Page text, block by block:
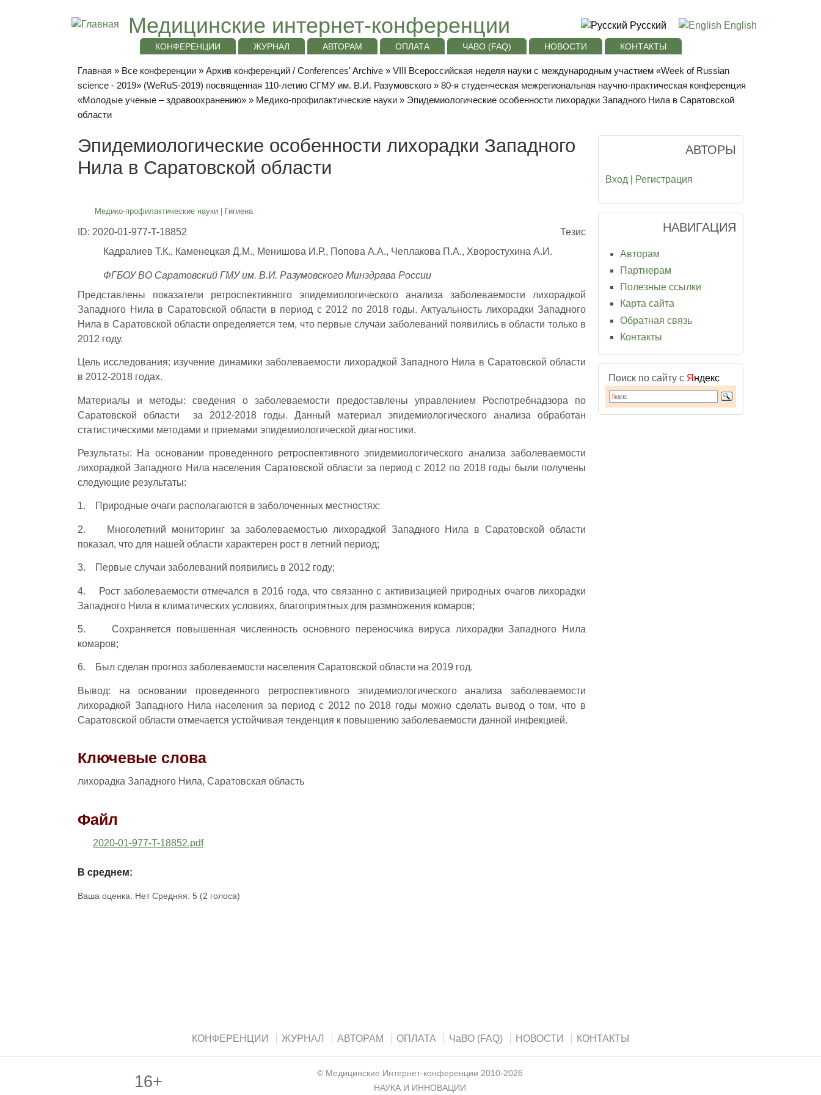
Медицинские интернет-конференции Русский English
КОНФЕРЕНЦИИ ЖУРНАЛ АВТОРАМ ОПЛАТА ЧАВО (FAQ) НОВОСТИ КОНТАКТЫ
Главная » Все конференции » Архив конференций / Conferences' Archive » VIII Всероссийская неделя науки с международным участием «Week of Russian
science - 2019» (WeRuS-2019) посвященная 110-летию СГМУ им. В.И. Разумовского » 80-я студенческая межрегиональная научно-практическая конференция
«Молодые ученые – здравоохранению» » Медико-профилактические науки » Эпидемиологические особенности лихорадки Западного Нила в Саратовской
области
Эпидемиологические особенности лихорадки Западного
Нила в Саратовской области
Медико-профилактические науки| Гигиена
ID: 2020-01-977-T-18852
Тезис
Кадралиев Т.К., Каменецкая Д.М., Менишова И.Р., Попова А.А., Чеплакова П.А., Хворостухина А.И.
ФГБОУ ВО Саратовский ГМУ им. В.И. Разумовского Минздрава России
Представлены показатели ретроспективного эпидемиологического анализа заболеваемости лихорадкой
Западного Нила в Саратовской области в период с 2012 по 2018 годы. Актуальность лихорадки Западного
Нила в Саратовской области определяется тем, что первые случаи заболеваний появились в области только в
2012 году.
Цель исследования: изучение динамики заболеваемости лихорадкой Западного Нила в Саратовской области
в 2012-2018 годах.
Материалы и методы: сведения о заболеваемости предоставлены управлением Роспотребнадзора по
Саратовской области за 2012-2018 годы. Данный материал эпидемиологического анализа обработан
статистическими методами и приемами эпидемиологической диагностики.
Результаты: На основании проведенного ретроспективного эпидемиологического анализа заболеваемости
лихорадкой Западного Нила населения Саратовской области за период с 2012 по 2018 годы были получены
следующие результаты:
1. Природные очаги располагаются в заболоченных местностях;
2. Многолетний мониторинг за заболеваемостью лихорадкой Западного Нила в Саратовской области
показал, что для нашей области характерен рост в летний период;
3. Первые случаи заболеваний появились в 2012 году;
4. Рост заболеваемости отмечался в 2016 года, что связанно с активизацией природных очагов лихорадки
Западного Нила в климатических условиях, благоприятных для размножения комаров;
5. Сохраняется повышенная численность основного переносчика вируса лихорадки Западного Нила
комаров;
6. Был сделан прогноз заболеваемости населения Саратовской области на 2019 год.
Вывод: на основании проведенного ретроспективного эпидемиологического анализа заболеваемости
лихорадкой Западного Нила населения за период с 2012 по 2018 годы можно сделать вывод о том, что в
Саратовской области отмечается устойчивая тенденция к повышению заболеваемости данной инфекцией.
Ключевые слова
лихорадка Западного Нила, Саратовская область
Файл
2020-01-977-T-18852.pdf
В среднем:
Ваша оценка: Нет Средняя: 5 (2 голоса)
АВТОРЫ
Вход Регистрация
НАВИГАЦИЯ
Авторам
Партнерам
Полезные ссылки
Карта сайта
Обратная связь
Контакты
Поиск по сайту с Я ндекс
КОНФЕРЕНЦИИ ЖУРНАЛ АВТОРАМ ОПЛАТА ЧаВО (FAQ) НОВОСТИ КОНТАКТЫ
16+ © Медицинские Интернет-конференции 2010-2026
НАУКА И ИННОВАЦИИ